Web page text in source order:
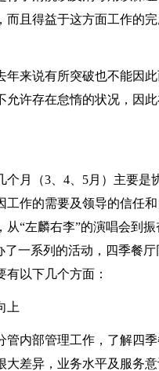
且得益于这方面工作的
年来说有所突破也不能因
允许存在怠惰的状况，因
个月（3、4、5月）主要
工作的需要及领导的信任
“左麟右李”的演唱会到
了一系列的活动，四季餐
以下几个方面：
上
管内部管理工作，了解四
大差异，业务水平及服务